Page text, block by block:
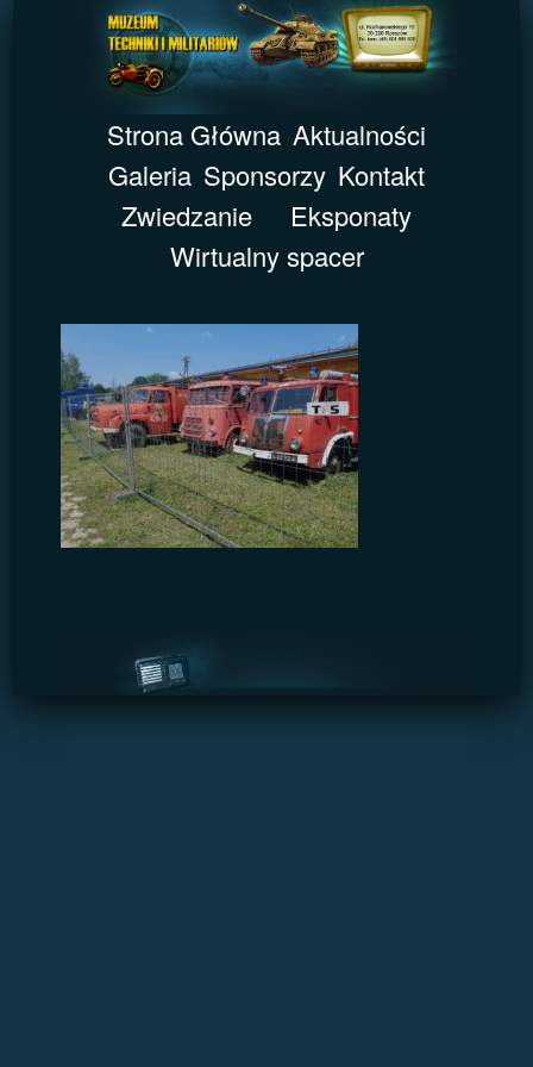
Strona Główna Aktualności
Galeria Sponsorzy Kontakt
Zwiedzanie
Eksponaty
Wirtualny spacer